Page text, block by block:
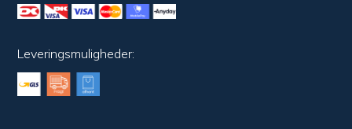
Leveringsmuligheder: